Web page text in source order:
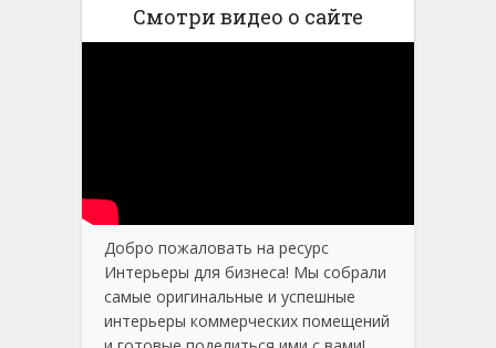
Смотри видео о сайте
Добро пожаловать на ресурс
Интерьеры для бизнеса! Мы собрали
самые оригинальные и успешные
интерьеры коммерческих помещений